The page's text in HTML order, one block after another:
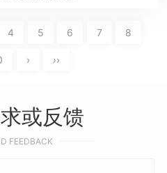
4 5 6 7 8
› ››
或反馈
FEEDBACK